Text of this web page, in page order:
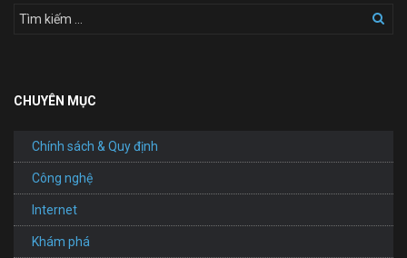
CHUYÊN MỤC
Chính sách & Quy định
Công nghệ
Internet
Khám phá